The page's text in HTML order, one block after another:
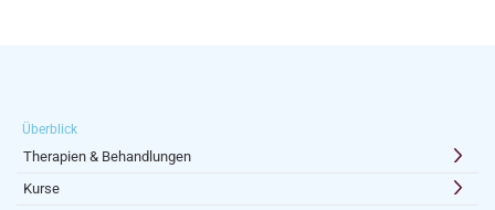
Überblick
Therapien & Behandlungen
Kurse